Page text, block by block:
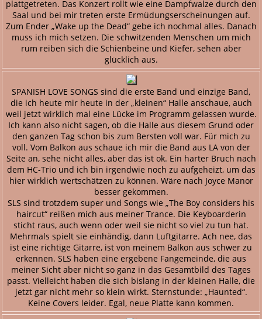
plattgetreten. Das Konzert rollt wie eine Dampfwalze durch den
Saal und bei mir treten erste Ermüdungserscheinungen auf.
Zum Ender „Wake up the Dead“ gebe ich nochmal alles. Danach
muss ich mich setzen. Die schwitzenden Menschen um mich
rum reiben sich die Schienbeine und Kiefer, sehen aber
glücklich aus.
SPANISH LOVE SONGS sind die erste Band und einzige Band,
die ich heute mir heute in der „kleinen“ Halle anschaue, auch
weil jetzt wirklich mal eine Lücke im Programm gelassen wurde.
Ich kann also nicht sagen, ob die Halle aus diesem Grund oder
den ganzen Tag schon bis zum Bersten voll war. Für mich zu
voll. Vom Balkon aus schaue ich mir die Band aus LA von der
Seite an, sehe nicht alles, aber das ist ok. Ein harter Bruch nach
dem HC-Trio und ich bin irgendwie noch zu aufgeheizt, um das
hier wirklich wertschätzen zu können. Wäre nach Joyce Manor
besser gekommen.
SLS sind trotzdem super und Songs wie „The Boy considers his
haircut“ reißen mich aus meiner Trance. Die Keyboarderin
sticht raus, auch wenn oder weil sie nicht so viel zu tun hat.
Mehrmals spielt sie einhändig, dann Luftgitarre. Ach nee, das
ist eine richtige Gitarre, ist von meinem Balkon aus schwer zu
erkennen. SLS haben eine ergebene Fangemeinde, die aus
meiner Sicht aber nicht so ganz in das Gesamtbild des Tages
passt. Vielleicht haben die sich bislang in der kleinen Halle, die
jetzt gar nicht mehr so klein wirkt. Sternstunde: „Haunted“.
Keine Covers leider. Egal, neue Platte kann kommen.